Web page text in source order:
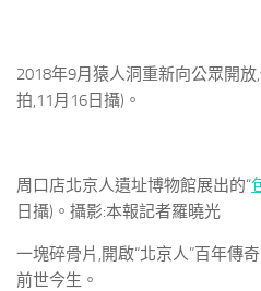
2018年9月猿人洞重新向公眾開
拍,11月16日攝)。
周口店北京人遺址博物館展出的“
日攝)。攝影:本報記者羅曉光
一塊碎骨片,開啟“北京人”百年傳
前世今生。